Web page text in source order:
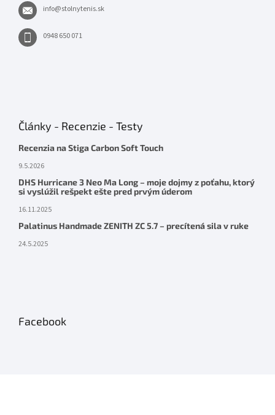
info@stolnytenis.sk
0948 650 071
Články - Recenzie - Testy
Recenzia na Stiga Carbon Soft Touch
9.5.2026
DHS Hurricane 3 Neo Ma Long – moje dojmy z poťahu, ktorý
si vyslúžil rešpekt ešte pred prvým úderom
16.11.2025
Palatinus Handmade ZENITH ZC 5.7 – precítená sila v ruke
24.5.2025
Facebook